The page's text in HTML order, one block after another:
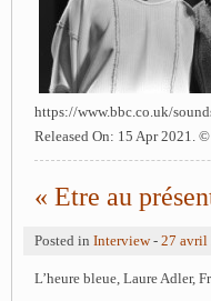
https://www.bbc.co.uk/
Released On: 15 Apr 2021.
« Etre au
Posted in Interview- 27 avril
L’heure bleue, Laure Adler,